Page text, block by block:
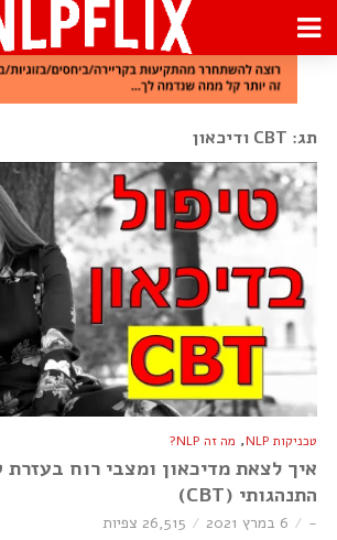
תג: CBT ודיכאון
טכניקות NLP , מה זה NLP?
איך לצאת מדיכאון ומצבי רוח בעזרת
התנהגותי (CBT)
- 6 במרץ 2021
26,515 צפיות